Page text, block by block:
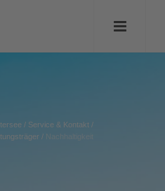
/ Service & Kontakt /
/ Nachhaltigkeit